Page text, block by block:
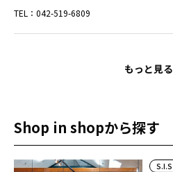
TEL：042-519-6809
もっと見る
Shop in shopから探す
S.I.S